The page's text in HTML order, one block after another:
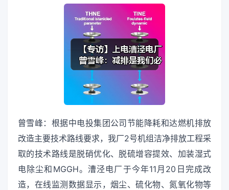
曾雪峰：根据中电投集团公司节能降耗和达燃机排放
改造主要技术路线要求，我厂2号机组洁净排放工程采
取的技术路线是脱硝优化、脱硫增容提效、加装湿式
电除尘和MGGH。漕泾电厂于今年11月20日完成改
造，在线监测数据显示，烟尘、硫化物、氮氧化物等